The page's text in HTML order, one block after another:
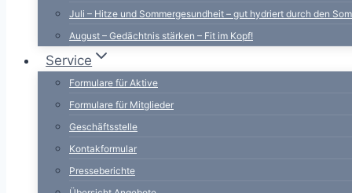
Juli – Hitze und Sommergesundheit – gut hydriert durch den
August – Gedächtnis stärken – Fit im Kopf!
Service
Formulare für Aktive
Formulare für Mitglieder
Geschäftsstelle
Kontakformular
Presseberichte